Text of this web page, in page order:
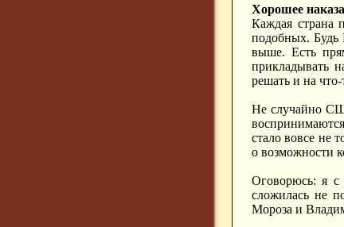
Хорошее
Каждая страна
подобных. Будь
выше. Есть
прикладывать
решать и на
Не случайно
стало вовсе не
о возможности
Оговорюсь: я с
сложилась не
Мороза и